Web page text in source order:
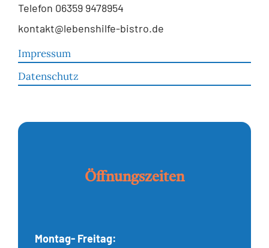
Telefon 06359 9478954
kontakt@lebenshilfe-bistro.de
Impressum
Datenschutz
Öffnungszeiten
Montag- Freitag: